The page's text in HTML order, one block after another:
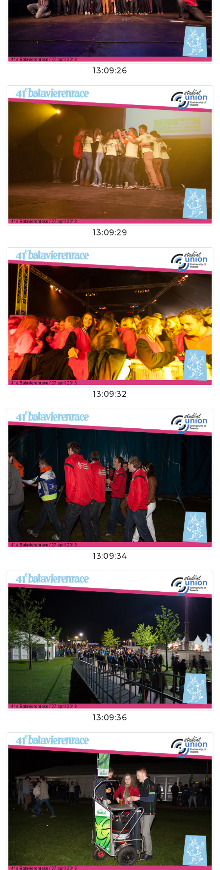
13:09:26
13:09:29
13:09:32
13:09:34
13:09:36